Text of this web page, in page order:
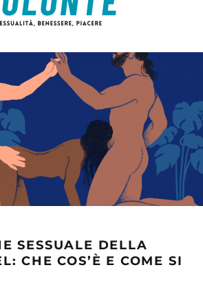
SESSUALE DELLA
CHE COS’È E COME SI